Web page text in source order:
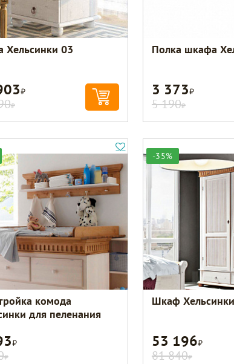
Хельсинки 03
Р
Р
Полка шкафа
3 373Р
5 190Р
комода
для пеленания
Р
Р
-35%
Шкаф
53 196Р
81 840Р